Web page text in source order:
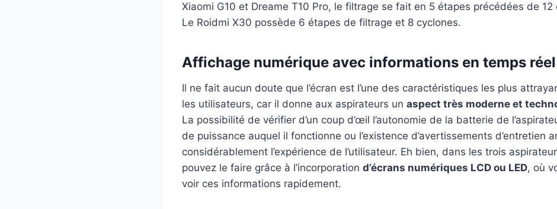
Xiaomi G10 et Dreame T10 Pro, le filtrage se fait en 5 étapes précédées de 12
Le Roidmi X30 possède 6 étapes de filtrage et 8 cyclones.
Affichage numérique avec informations en temps réel
Il ne fait aucun doute que l’écran est l’une des caractéristiques les plus
les utilisateurs, car il donne aux aspirateurs un aspect très moderne et
La possibilité de vérifier d’un coup d’œil l’autonomie de la batterie de
de puissance auquel il fonctionne ou l’existence d’avertissements d’entretien
considérablement l’expérience de l’utilisateur. Eh bien, dans les trois
pouvez le faire grâce à l’incorporation d’écrans numériques LCD ou LED, où
voir ces informations rapidement.